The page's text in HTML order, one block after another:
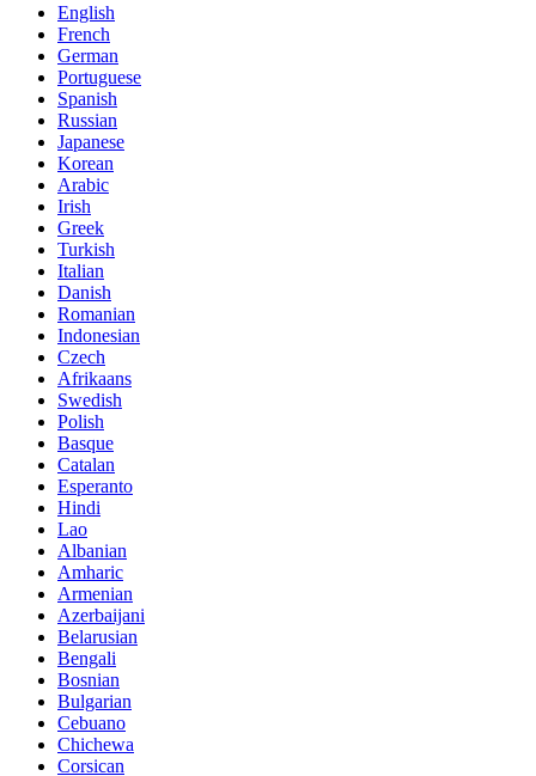
English
French
German
Portuguese
Spanish
Russian
Japanese
Korean
Arabic
Irish
Greek
Turkish
Italian
Danish
Romanian
Indonesian
Czech
Afrikaans
Swedish
Polish
Basque
Catalan
Esperanto
Hindi
Lao
Albanian
Amharic
Armenian
Azerbaijani
Belarusian
Bengali
Bosnian
Bulgarian
Cebuano
Chichewa
Corsican